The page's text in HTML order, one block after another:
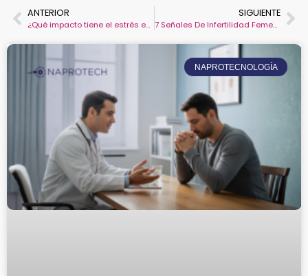
ANTERIOR
¿Qué impacto tiene el estrés en la fertilidad femenina?
SIGUIENTE
7 Señales De Infertilidad Femenina Que NO Debes Ignorar
NAPROTECNOLOGÍA